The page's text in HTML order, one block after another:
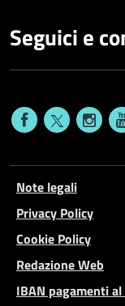
Seguici e
Note legali
Privacy Policy
Cookie Policy
Redazione Web
IBAN pagamenti